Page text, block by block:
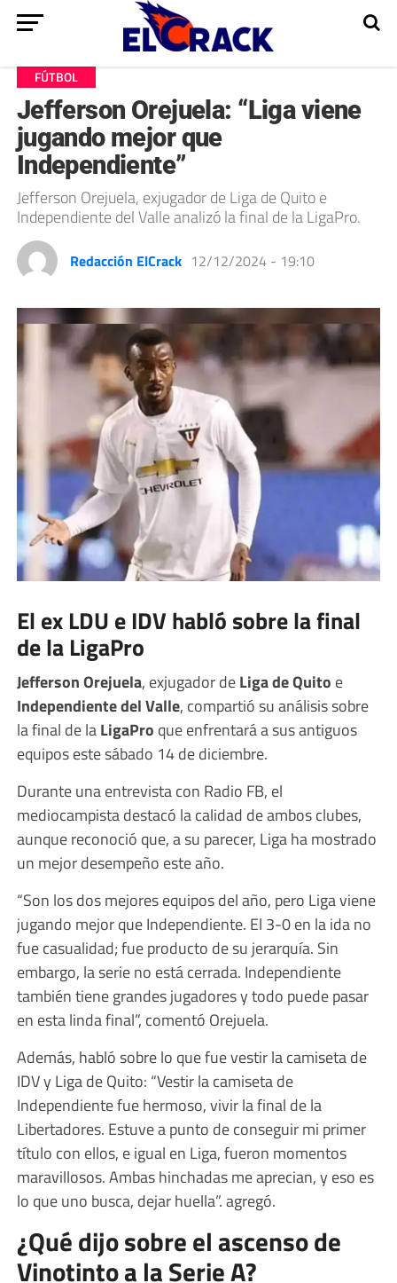
FÚTBOL
Jefferson Orejuela: “Liga viene
jugando mejor que
Independiente”
Jefferson Orejuela, exjugador de Liga de Quito e
Independiente del Valle analizó la final de la LigaPro.
Redacción ElCrack 12/12/2024 - 19:10
El ex LDU e IDV habló sobre la final
de la LigaPro
Jefferson Orejuela, exjugador deLiga de Quito e
Independiente del Valle, compartió su análisis sobre
la final de laLigaPro que enfrentará a sus antiguos
equipos este sábado 14 de diciembre.
Durante una entrevista con Radio FB, el
mediocampista destacó la calidad de ambos clubes,
aunque reconoció que, a su parecer, Liga ha mostrado
un mejor desempeño este año.
“Son los dos mejores equipos del año, pero Liga viene
jugando mejor que Independiente. El 3-0 en la ida no
fue casualidad; fue producto de su jerarquía. Sin
embargo, la serie no está cerrada. Independiente
también tiene grandes jugadores y todo puede pasar
en esta linda final”, comentó Orejuela.
Además, habló sobre lo que fue vestir la camiseta de
IDV y Liga de Quito: “Vestir la camiseta de
Independiente fue hermoso, vivir la final de la
Libertadores. Estuve a punto de conseguir mi primer
título con ellos, e igual en Liga, fueron momentos
maravillosos. Ambas hinchadas me aprecian, y eso es
lo que uno busca, dejar huella”. agregó.
¿Qué dijo sobre el ascenso de
Vinotinto a la Serie A?